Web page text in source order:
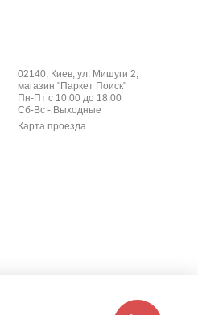
02140, Киев, ул. Мишуги 2,
магазин "Паркет Поиск"
Пн-Пт с 10:00 до 18:00
Сб-Вс - Выходные
Карта проезда